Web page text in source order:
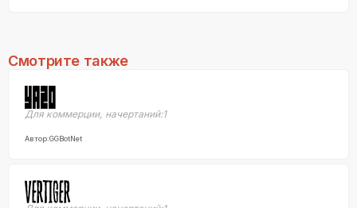
Смотрите также
Для коммерции, начертаний:1
Автор:GGBotNet